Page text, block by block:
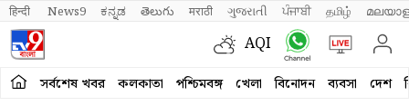
हिन्दी News9 ಕನ್ನಡ తెలుగు मराठी ગુજરાતી ਪੰਜਾਬੀ தமிழ்
AQI
সর্বশেষ খবর কলকাতা পশ্চিমবঙ্গ খেলা বিনোদন ব্যবসা দেশ